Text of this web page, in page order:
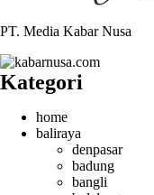
PT. Media Kabar Nusa
Kategori
home
baliraya
denpasar
badung
bangli